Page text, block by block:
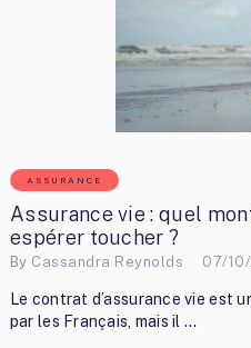
ASSURANCE
Assurance vie : quel
espérer toucher ?
By Cassandra Reynolds 07/
Le contrat d’assurance vie est
par les Français, mais il …